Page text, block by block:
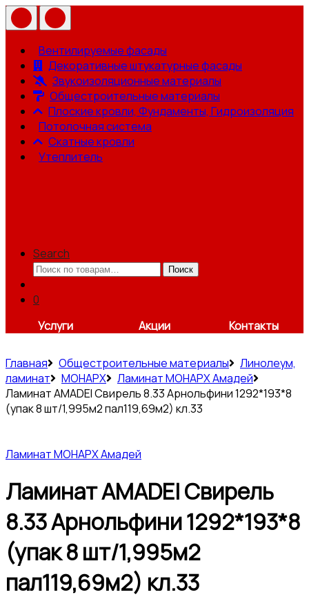
Вентилируемые фасады
Декоративные штукатурные фасады
Звукоизоляционные материалы
Общестроительные материалы
Плоские кровли, Фундаменты, Гидроизоляция
Потолочная система
Скатные кровли
Утеплитель
Search
Искать:
Поиск
0
Услуги
Акции Контакты
Главная Общестроительные материалы
Линолеум,
ламинат
МОНАРХ
Ламинат МОНАРХ Амадей
Ламинат AMADEI Свирель 8.33 Арнольфини 1292*193*8
(упак 8 шт/1,995м2 пал119,69м2) кл.33
Ламинат МОНАРХ Амадей
Ламинат AMADEI Свирель
8.33 Арнольфини 1292*193*8
(упак 8 шт/1,995м2
пал119,69м2) кл.33